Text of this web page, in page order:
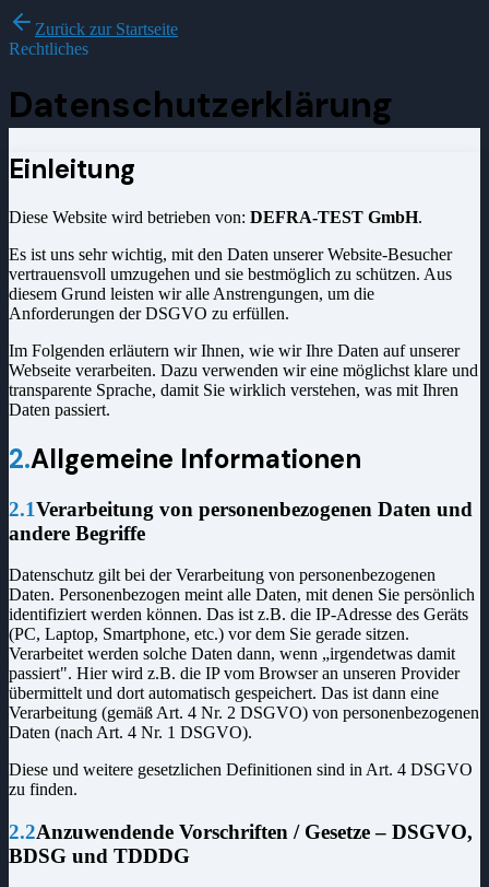
Zurück zur Startseite
Rechtliches
Datenschutzerklärung
Einleitung
Diese Website wird betrieben von: DEFRA-TEST GmbH.
Es ist uns sehr wichtig, mit den Daten unserer Website-Besucher
vertrauensvoll umzugehen und sie bestmöglich zu schützen. Aus
diesem Grund leisten wir alle Anstrengungen, um die
Anforderungen der DSGVO zu erfüllen.
Im Folgenden erläutern wir Ihnen, wie wir Ihre Daten auf unserer
Webseite verarbeiten. Dazu verwenden wir eine möglichst klare und
transparente Sprache, damit Sie wirklich verstehen, was mit Ihren
Daten passiert.
2.Allgemeine Informationen
2.1Verarbeitung von personenbezogenen Daten und
andere Begriffe
Datenschutz gilt bei der Verarbeitung von personenbezogenen
Daten. Personenbezogen meint alle Daten, mit denen Sie persönlich
identifiziert werden können. Das ist z.B. die IP-Adresse des Geräts
(PC, Laptop, Smartphone, etc.) vor dem Sie gerade sitzen.
Verarbeitet werden solche Daten dann, wenn „irgendetwas damit
passiert". Hier wird z.B. die IP vom Browser an unseren Provider
übermittelt und dort automatisch gespeichert. Das ist dann eine
Verarbeitung (gemäß Art. 4 Nr. 2 DSGVO) von personenbezogenen
Daten (nach Art. 4 Nr. 1 DSGVO).
Diese und weitere gesetzlichen Definitionen sind in Art. 4 DSGVO
zu finden.
2.2Anzuwendende Vorschriften / Gesetze – DSGVO,
BDSG und TDDDG